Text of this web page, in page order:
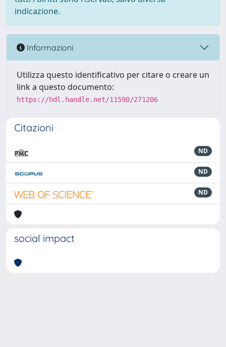
indicazione.
Informazioni
Utilizza questo identificativo per citare o creare un
link a questo documento:
https://hdl.handle.net/11590/271206
Citazioni
ND
ND
ND
social impact